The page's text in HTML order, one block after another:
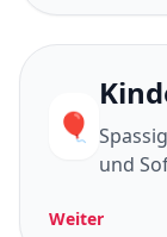
🎈
und
Weiter